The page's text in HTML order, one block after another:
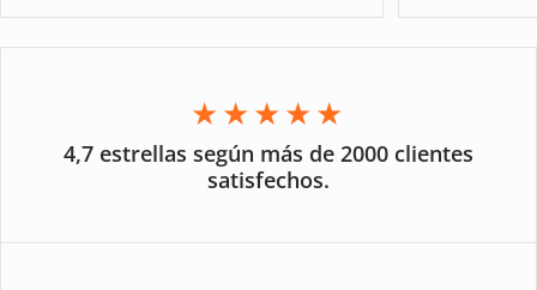
★★★★★
4,7 estrellas según más de 2000 clientes
satisfechos.